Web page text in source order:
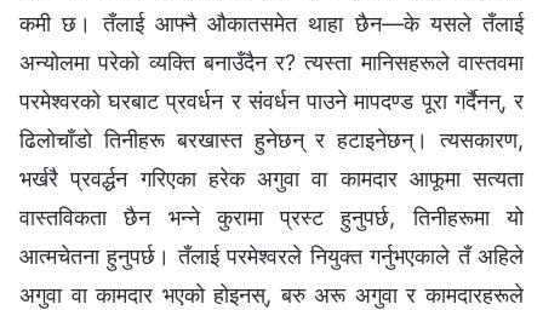
कमी छ। तँलाई आफ्‍नै औकातसमेत थाहा छैन—के यसले तँलाई
अन्योलमा परेको व्यक्ति बनाउँदैन र? त्यस्ता मानिसहरूले वास्तवमा
परमेश्‍वरको घरबाट प्रवर्धन र संवर्धन पाउने मापदण्ड पूरा गर्दैनन्, र
ढिलोचाँडो तिनीहरू बरखास्त हुनेछन् र हटाइनेछन्। त्यसकारण,
भर्खरै प्रवर्द्धन गरिएका हरेक अगुवा वा कामदार आफूमा सत्यता
वास्तविकता छैन भन्ने कुरामा प्रस्ट हुनुपर्छ, तिनीहरूमा यो
आत्मचेतना हुनुपर्छ। तँलाई परमेश्‍वरले नियुक्त गर्नुभएकाले तँ अहिले
अगुवा वा कामदार भएको होइनस्, बरु अरू अगुवा र कामदारहरूले